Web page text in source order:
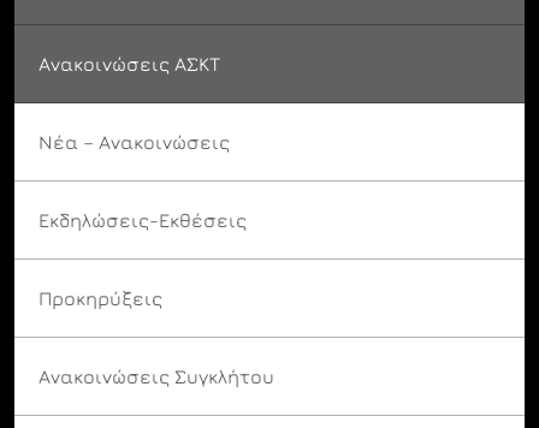
Ανακοινώσεις ΑΣΚΤ
Νέα – Ανακοινώσεις
Εκδηλώσεις-Εκθέσεις
Προκηρύξεις
Ανακοινώσεις Συγκλήτου